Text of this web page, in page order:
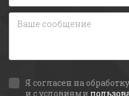
Я согласен на обработку
и с условиями